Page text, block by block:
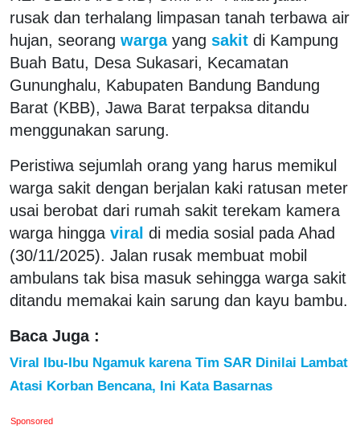
rusak dan terhalang limpasan tanah terbawa air
hujan, seorang warga yang sakit di Kampung
Buah Batu, Desa Sukasari, Kecamatan
Gununghalu, Kabupaten Bandung Bandung
Barat (KBB), Jawa Barat terpaksa ditandu
menggunakan sarung.
Peristiwa sejumlah orang yang harus memikul
warga sakit dengan berjalan kaki ratusan meter
usai berobat dari rumah sakit terekam kamera
warga hingga viral di media sosial pada Ahad
(30/11/2025). Jalan rusak membuat mobil
ambulans tak bisa masuk sehingga warga sakit
ditandu memakai kain sarung dan kayu bambu.
Baca Juga :
Viral Ibu-Ibu Ngamuk karena Tim SAR Dinilai Lambat
Atasi Korban Bencana, Ini Kata Basarnas
Sponsored